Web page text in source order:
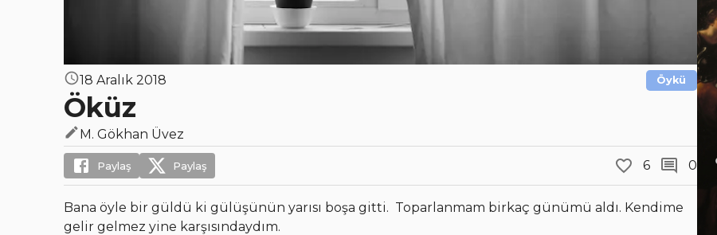
18 Aralık 2018 Öykü
Öküz
M. Gökhan Üvez
Paylaş Paylaş 6 0
Bana öyle bir güldü ki gülüşünün yarısı boşa gitti. Toparlanmam birkaç günümü aldı. Kendime
gelir gelmez yine karşısındaydım.